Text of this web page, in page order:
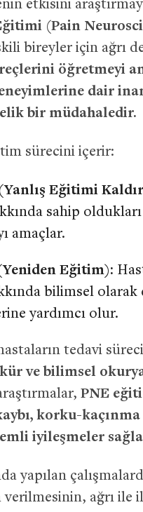
etkisini
(Pain
bireyler için ağrı
öğretmeyi
dair
bir müdahaledir.
sürecini içerir:
Eğitimi
sahip
amaçlar.
Eğitim):
bilimsel
yardımcı olur.
tedavi
ve bilimsel
PNE
korku-
iyileşmeler
yapılan
ağrı ile